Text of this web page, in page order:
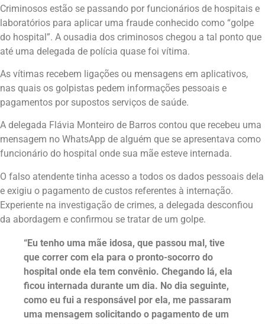
Criminosos estão se passando por funcionários de hospitais e
laboratórios para aplicar uma fraude conhecido como “golpe
do hospital”. A ousadia dos criminosos chegou a tal ponto que
até uma delegada de polícia quase foi vítima.
As vítimas recebem ligações ou mensagens em aplicativos,
nas quais os golpistas pedem informações pessoais e
pagamentos por supostos serviços de saúde.
A delegada Flávia Monteiro de Barros contou que recebeu uma
mensagem no WhatsApp de alguém que se apresentava como
funcionário do hospital onde sua mãe esteve internada.
O falso atendente tinha acesso a todos os dados pessoais dela
e exigiu o pagamento de custos referentes à internação.
Experiente na investigação de crimes, a delegada desconfiou
da abordagem e confirmou se tratar de um golpe.
“Eu tenho uma mãe idosa, que passou mal, tive
que correr com ela para o pronto-socorro do
hospital onde ela tem convênio. Chegando lá, ela
ficou internada durante um dia. No dia seguinte,
como eu fui a responsável por ela, me passaram
uma mensagem solicitando o pagamento de um